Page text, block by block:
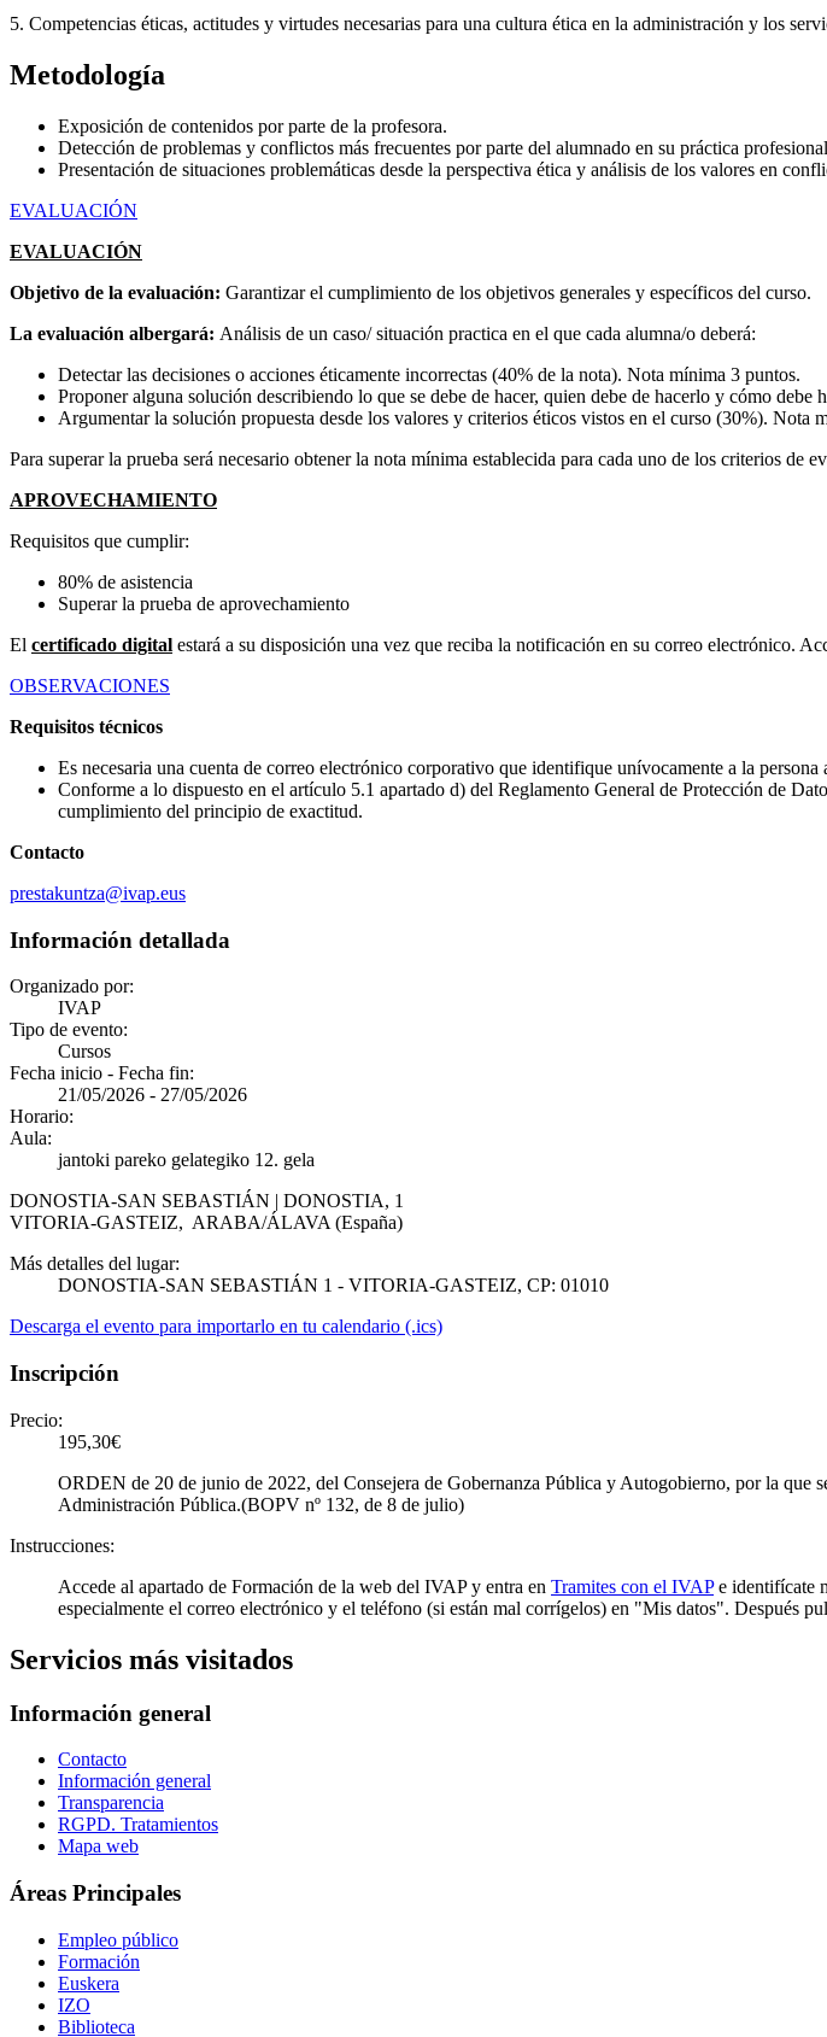
5. Competencias éticas, actitudes y virtudes necesarias para una cultura ética en la administración y los
Metodología
Exposición de contenidos por parte de la profesora.
Detección de problemas y conflictos más frecuentes por parte del alumnado en su práctica
Presentación de situaciones problemáticas desde la perspectiva ética y análisis de los valores en
EVALUACIÓN
EVALUACIÓN
Objetivo de la evaluación: Garantizar el cumplimiento de los objetivos generales y específicos del curso.
La evaluación albergará: Análisis de un caso/ situación practica en el que cada alumna/o deberá:
Detectar las decisiones o acciones éticamente incorrectas (40% de la nota). Nota mínima 3 puntos.
Proponer alguna solución describiendo lo que se debe de hacer, quien debe de hacerlo y cómo
Argumentar la solución propuesta desde los valores y criterios éticos vistos en el curso (30%). Nota
Para superar la prueba será necesario obtener la nota mínima establecida para cada uno de los criterios de
APROVECHAMIENTO
Requisitos que cumplir:
80% de asistencia
Superar la prueba de aprovechamiento
El certificado digital estará a su disposición una vez que reciba la notificación en su correo electrónico.
OBSERVACIONES
Requisitos técnicos
Es necesaria una cuenta de correo electrónico corporativo que identifique unívocamente a la
Conforme a lo dispuesto en el artículo 5.1 apartado d) del Reglamento General de Protección de
cumplimiento del principio de exactitud.
Contacto
prestakuntza@ivap.eus
Información detallada
Organizado por:
IVAP
Tipo de evento:
Cursos
Fecha inicio - Fecha fin:
21/05/2026 - 27/05/2026
Horario:
Aula:
jantoki pareko gelategiko 12. gela
DONOSTIA-SAN SEBASTIÁN | DONOSTIA, 1
VITORIA-GASTEIZ, ARABA/ÁLAVA (España)
Más detalles del lugar:
DONOSTIA-SAN SEBASTIÁN 1 - VITORIA-GASTEIZ, CP: 01010
Descarga el evento para importarlo en tu calendario (.ics)
Inscripción
Precio:
195,30€
ORDEN de 20 de junio de 2022, del Consejera de Gobernanza Pública y Autogobierno, por la que
Administración Pública.(BOPV nº 132, de 8 de julio)
Instrucciones:
Accede al apartado de Formación de la web del IVAP y entra en Tramites con el IVAPe identifícate
especialmente el correo electrónico y el teléfono (si están mal corrígelos) en "Mis datos". Después
Servicios más visitados
Información general
Contacto
Información general
Transparencia
RGPD. Tratamientos
Mapa web
Áreas Principales
Empleo público
Formación
Euskera
IZO
Biblioteca